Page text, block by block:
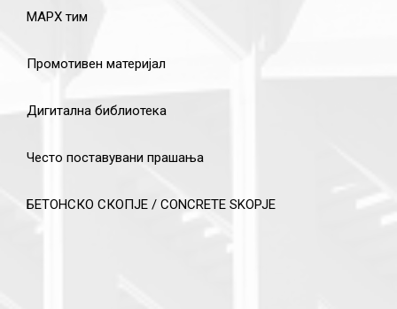
МАРХ тим
Промотивен материјал
Дигитална библиотека
Често поставувани прашања
БЕТОНСКО СКОПЈЕ / CONCRETE SKOPJE